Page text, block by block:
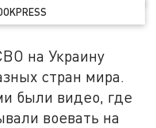
на Украину
стран мира.
были видео, где
воевать на